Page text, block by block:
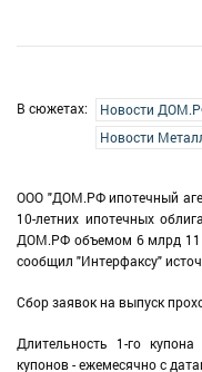
В сюжетах: Новости
Новости
ООО "ДОМ.РФ ипотечный
10-летних ипотечных
ДОМ.РФ объемом 6 млрд
сообщил "Интерфаксу"
Сбор заявок на выпуск
Длительность 1-го
купонов - ежемесячно с